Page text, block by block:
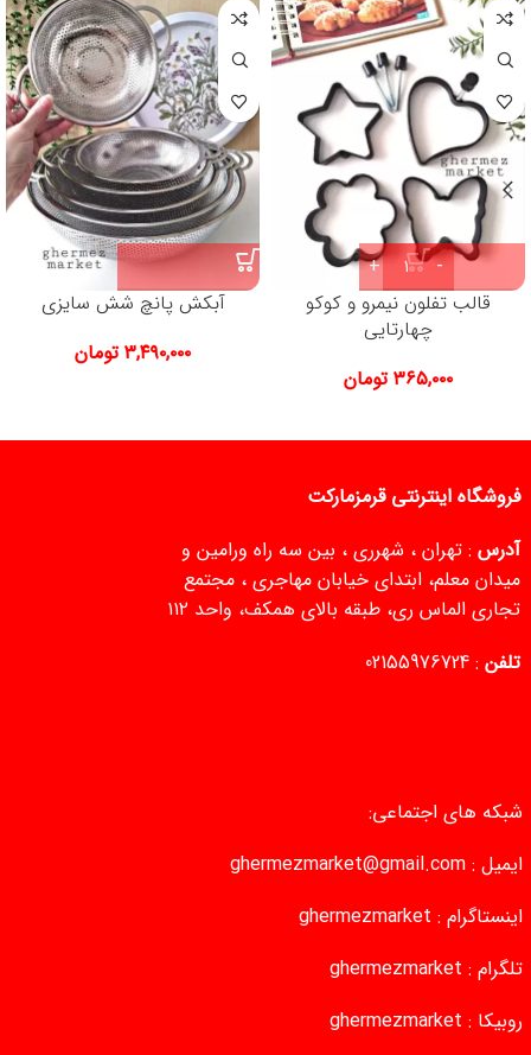
قالب تفلون نیمرو و کوکو
چهارتایی
۳۶۵,۰۰۰ تومان
آبکش پانچ شش سایزی
۳,۴۹۰,۰۰۰ تومان
فروشگاه اینترنتی قرمزمارکت
آدرس : تهران ، شهرری ، بین سه راه ورامین و
میدان معلم، ابتدای خیابان مهاجری ، مجتمع
تجاری الماس ری، طبقه بالای همکف، واحد ۱۱۲
تلفن :
02155976724
شبکه های اجتماعی:
ایمیل : ghermezmarket@gmail.com
اینستاگرام : ghermezmarket
تلگرام : ghermezmarket
روبیکا : ghermezmarket